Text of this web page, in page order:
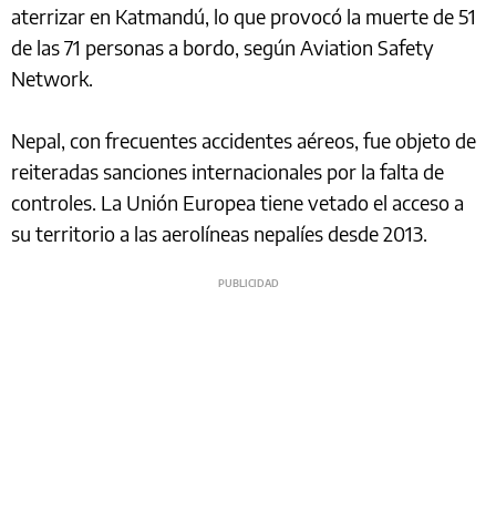
aterrizar en Katmandú, lo que provocó la muerte de 51
de las 71 personas a bordo, según Aviation Safety
Network.
Nepal, con frecuentes accidentes aéreos, fue objeto de
reiteradas sanciones internacionales por la falta de
controles. La Unión Europea tiene vetado el acceso a
su territorio a las aerolíneas nepalíes desde 2013.